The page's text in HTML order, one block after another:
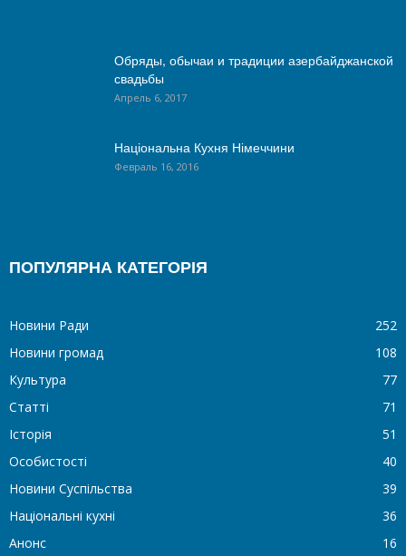
Обряды, обычаи и традиции азербайджанской
свадьбы
Апрель 6, 2017
Національна Кухня Німеччини
Февраль 16, 2016
ПОПУЛЯРНА КАТЕГОРІЯ
Новини Ради
252
Новини громад
108
Культура
77
Статті
71
Історія
51
Особистості
40
Новини Суспільства
39
Національні кухні
36
Анонс
16